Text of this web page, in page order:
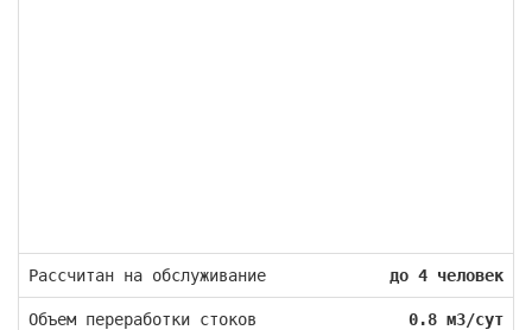
Рассчитан на обслуживание до 4 человек
Объем переработки стоков 0.8 м3/сут